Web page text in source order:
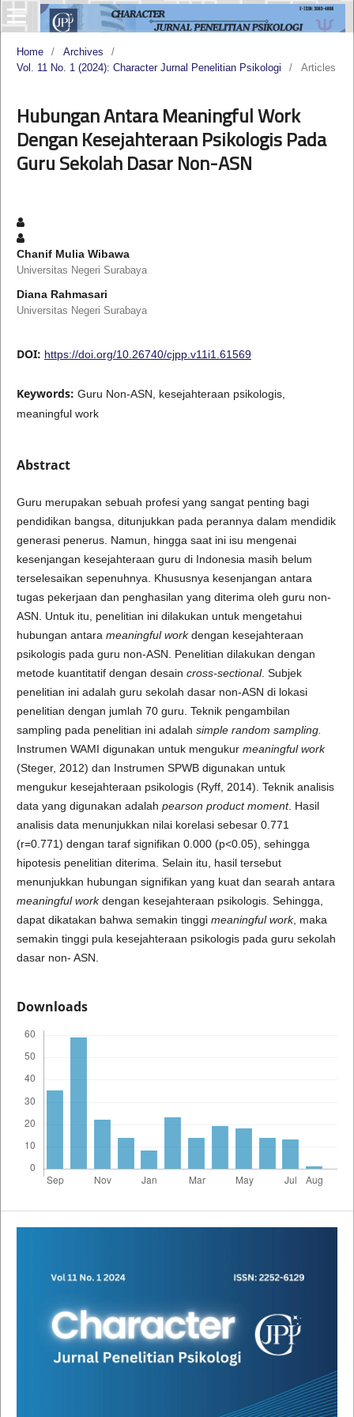
Home / Archives
/
Vol. 11 No. 1 (2024): Character Jurnal Penelitian Psikologi
/ Articles
Hubungan Antara Meaningful Work
Dengan Kesejahteraan Psikologis Pada
Guru Sekolah Dasar Non-ASN
Chanif Mulia Wibawa
Universitas Negeri Surabaya
Diana Rahmasari
Universitas Negeri Surabaya
DOI: https://doi.org/10.26740/cjpp.v11i1.61569
Keywords: Guru Non-ASN, kesejahteraan psikologis,
meaningful work
Abstract
Guru merupakan sebuah profesi yang sangat penting bagi
pendidikan bangsa, ditunjukkan pada perannya dalam mendidik
generasi penerus. Namun, hingga saat ini isu mengenai
kesenjangan kesejahteraan guru di Indonesia masih belum
terselesaikan sepenuhnya. Khususnya kesenjangan antara
tugas pekerjaan dan penghasilan yang diterima oleh guru non-
ASN. Untuk itu, penelitian ini dilakukan untuk mengetahui
hubungan antara meaningful workdengan kesejahteraan
psikologis pada guru non-ASN. Penelitian dilakukan dengan
metode kuantitatif dengan desain cross-sectional. Subjek
penelitian ini adalah guru sekolah dasar non-ASN di lokasi
penelitian dengan jumlah 70 guru. Teknik pengambilan
sampling pada penelitian ini adalah simple random sampling.
Instrumen WAMI digunakan untuk mengukur meaningful work
(Steger, 2012) dan Instrumen SPWB digunakan untuk
mengukur kesejahteraan psikologis (Ryff, 2014). Teknik analisis
data yang digunakan adalah pearson product moment. Hasil
analisis data menunjukkan nilai korelasi sebesar 0.771
(r=0.771) dengan taraf signifikan 0.000 (p<0.05), sehingga
hipotesis penelitian diterima. Selain itu, hasil tersebut
menunjukkan hubungan signifikan yang kuat dan searah antara
meaningful workdengan kesejahteraan psikologis. Sehingga,
dapat dikatakan bahwa semakin tinggi meaningful work, maka
semakin tinggi pula kesejahteraan psikologis pada guru sekolah
dasar non- ASN.
Downloads